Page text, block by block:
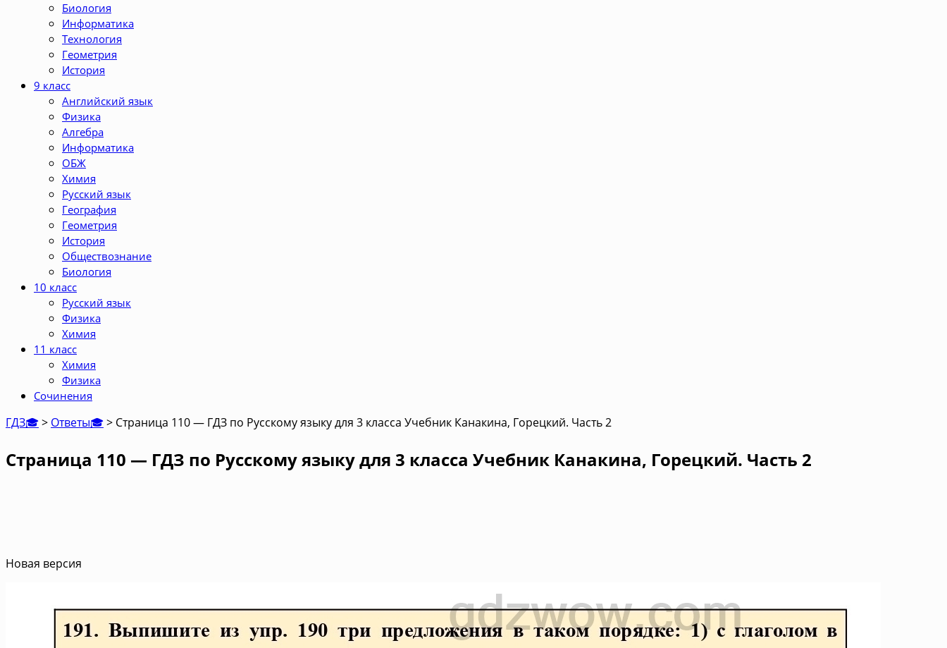
Биология
Информатика
Технология
Геометрия
История
9 класс
Английский язык
Физика
Алгебра
Информатика
ОБЖ
Химия
Русский язык
География
Геометрия
История
Обществознание
Биология
10 класс
Русский язык
Физика
Химия
11 класс
Химия
Физика
Сочинения
ГДЗ🎓> Ответы🎓> Страница 110 — ГДЗ по Русскому языку для 3 класса Учебник Канакина, Горецкий. Часть 2
Страница 110 — ГДЗ по Русскому языку для 3 класса Учебник Канакина, Горецкий. Часть 2
Новая версия